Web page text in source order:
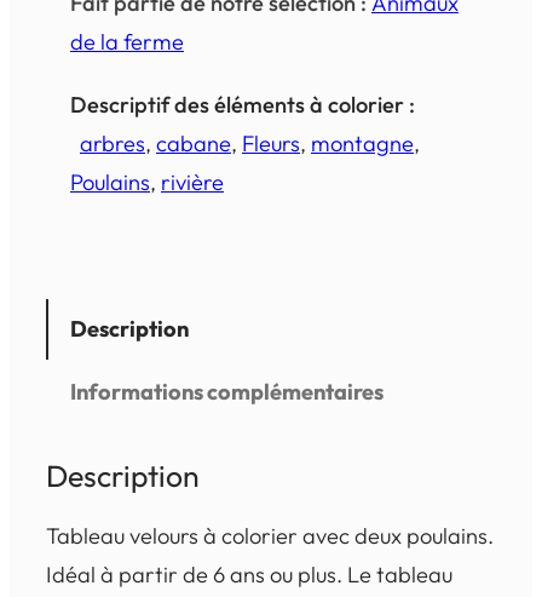
de la ferme
Descriptif des éléments à colorier :
arbres, cabane, Fleurs, montagne
Poulains, rivière
Description
Informations complémentaires
Description
Tableau velours à colorier avec deux poulains.
Idéal à partir de 6 ans ou plus. Le tableau